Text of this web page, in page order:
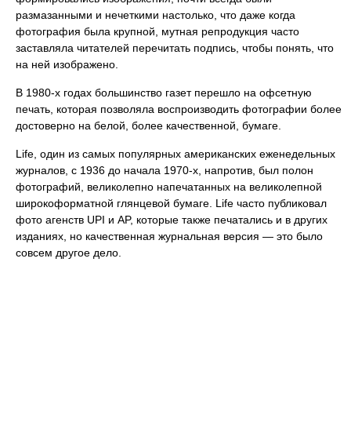
размазанными и нечеткими настолько, что даже когда
фотография была крупной, мутная репродукция часто
заставляла читателей перечитать подпись, чтобы понять, что
на ней изображено.
В 1980-х годах большинство газет перешло на офсетную
печать, которая позволяла воспроизводить фотографии более
достоверно на белой, более качественной, бумаге.
Life, один из самых популярных американских еженедельных
журналов, с 1936 до начала 1970-х, напротив, был полон
фотографий, великолепно напечатанных на великолепной
широкоформатной глянцевой бумаге. Life часто публиковал
фото агенств UPI и AP, которые также печатались и в других
изданиях, но качественная журнальная версия — это было
совсем другое дело.